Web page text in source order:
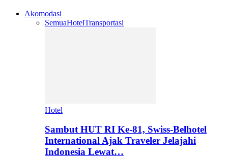
Akomodasi
SemuaHotelTransportasi
Hotel
Sambut HUT RI Ke-81, Swiss-Belhotel
International Ajak Traveler Jelajahi
Indonesia Lewat…